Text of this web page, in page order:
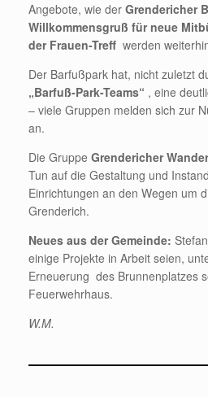
Angebote, wie der Grendericher
Willkommensgruß für neue
der Frauen-Treff werden
Der Barfußpark hat, nicht zuletzt
„Barfuß-Park-Teams“ , eine
– viele Gruppen melden sich zur
an.
Die Gruppe Grendericher
Tun auf die Gestaltung und
Einrichtungen an den Wegen um
Grenderich.
Neues aus der Gemeinde:
einige Projekte in Arbeit seien,
Erneuerung des Brunnenplatzes
Feuerwehrhaus.
W.M.